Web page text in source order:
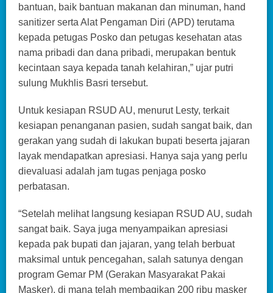
bantuan, baik bantuan makanan dan minuman, hand
sanitizer serta Alat Pengaman Diri (APD) terutama
kepada petugas Posko dan petugas kesehatan atas
nama pribadi dan dana pribadi, merupakan bentuk
kecintaan saya kepada tanah kelahiran,” ujar putri
sulung Mukhlis Basri tersebut.
Untuk kesiapan RSUD AU, menurut Lesty, terkait
kesiapan penanganan pasien, sudah sangat baik, dan
gerakan yang sudah di lakukan bupati beserta jajaran
layak mendapatkan apresiasi. Hanya saja yang perlu
dievaluasi adalah jam tugas penjaga posko
perbatasan.
“Setelah melihat langsung kesiapan RSUD AU, sudah
sangat baik. Saya juga menyampaikan apresiasi
kepada pak bupati dan jajaran, yang telah berbuat
maksimal untuk pencegahan, salah satunya dengan
program Gemar PM (Gerakan Masyarakat Pakai
Masker), di mana telah membagikan 200 ribu masker